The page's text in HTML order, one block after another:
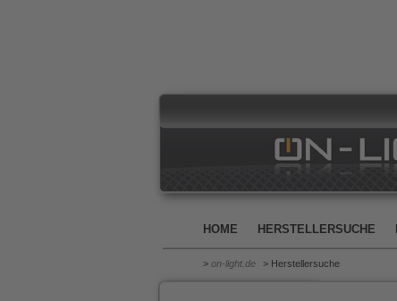
HOME HERSTELLERSUCHE
> on-light.de > Herstellersuche